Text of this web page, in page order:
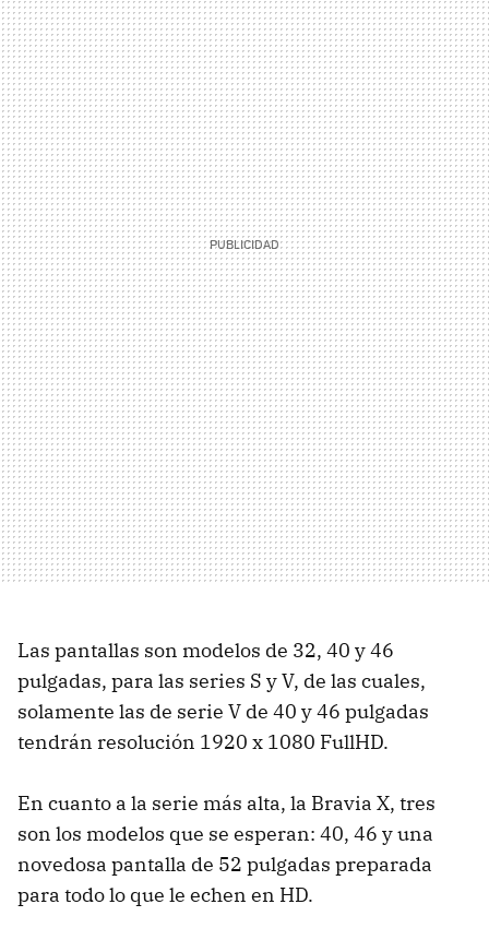
Las pantallas son modelos de 32, 40 y 46
pulgadas, para las series S y V, de las cuales,
solamente las de serie V de 40 y 46 pulgadas
tendrán resolución 1920 x 1080 FullHD.
En cuanto a la serie más alta, la Bravia X, tres
son los modelos que se esperan: 40, 46 y una
novedosa pantalla de 52 pulgadas preparada
para todo lo que le echen en HD.